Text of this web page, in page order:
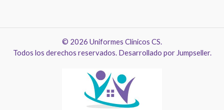
© 2026 Uniformes Clínicos CS.
Todos los derechos reservados. Desarrollado por Jumpseller.